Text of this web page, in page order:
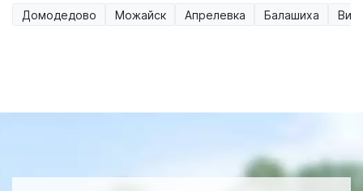
Домодедово Можайск Апрелевка Балашиха